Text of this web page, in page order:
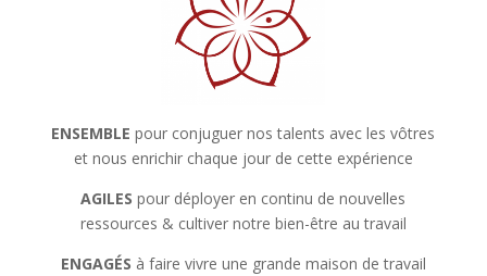
ENSEMBLEpour conjuguer nos talents avec les vôtres
et nous enrichir chaque jour de cette expérience
AGILESpour déployer en continu de nouvelles
ressources & cultiver notre bien-être au travail
ENGAGÉS à faire vivre une grande maison de travail